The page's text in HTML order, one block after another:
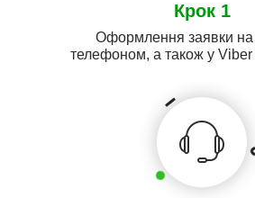
Крок 1
Оформлення заявки на
телефоном, а також у Viber